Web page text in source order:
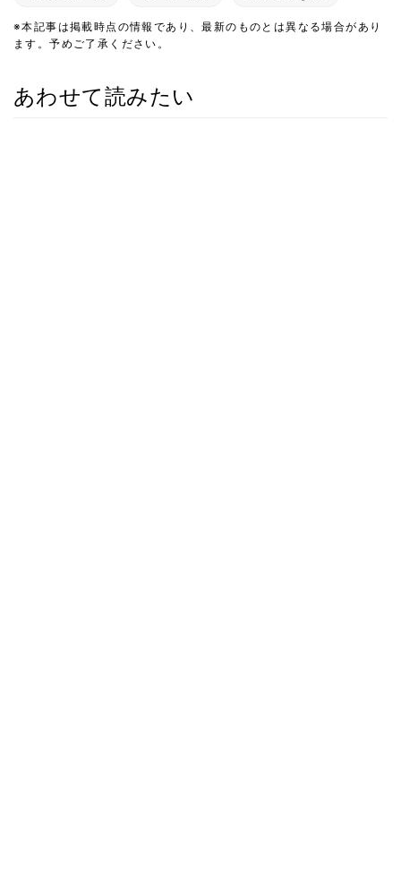
※本記事は掲載時点の情報であり、最新のものとは異なる場合があり
ます。予めご了承ください。
あわせて読みたい